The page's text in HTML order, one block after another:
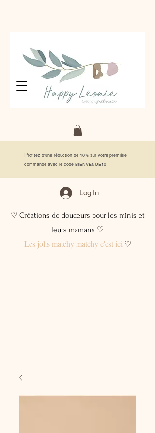
Profitez d'une réduction de 10% sur votre première
commande avec le code BIENVENUE10
Log In
♡ Créations de douceurs pour les minis et
leurs mamans ♡
Les jolis matchy matchy c'est ici♡